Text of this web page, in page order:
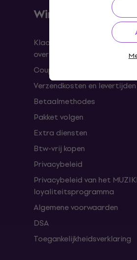
Winkelen
Klachten en herroepingen
overeenkomst
Coupons
Verzendkosten en levertijden
Betaalmethodes
Pakket volgen
Extra diensten
Btw-vrij kopen
Privacybeleid
Privacybeleid van het
loyaliteitsprogramma
Algemene voorwaarden
DSA
Toegankelijkheidsverklaring